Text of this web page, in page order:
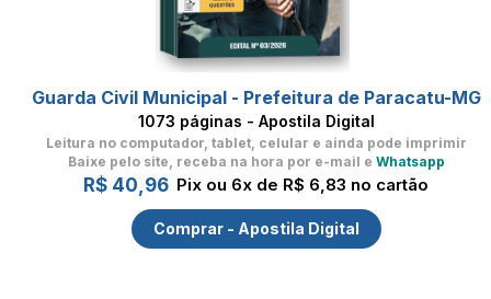
Guarda Civil Municipal - Prefeitura de Paracatu-MG
1073 páginas - Apostila Digital
Leitura no computador, tablet, celular e ainda pode imprimir
Baixe pelo site, receba na hora por e-mail e Whatsapp
R$ 40,96 Pix ou 6x de R$ 6,83 no cartão
Comprar - Apostila Digital